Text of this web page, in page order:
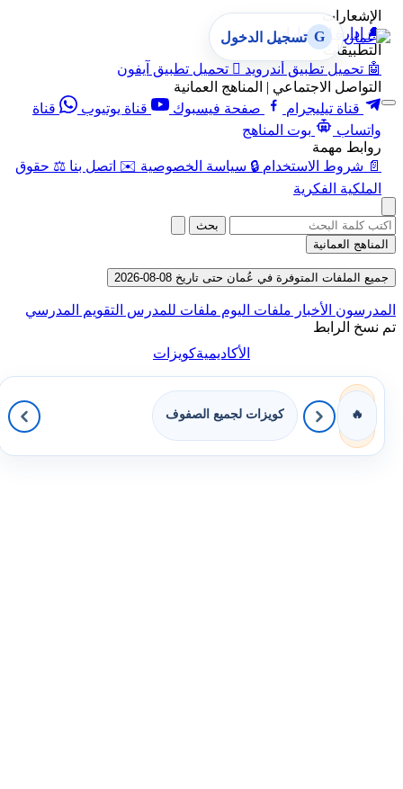
الإشعارات
🔔 إدارة الإشعارات
التطبيقات
🤖 تحميل تطبيق أندرويد  تحميل تطبيق آيفون
التواصل الاجتماعي | المناهج العمانية
قناة تيليجرام
صفحة فيسبوك قناة يوتيوب
قناة
واتساب
بوت المناهج
روابط مهمة
📄 شروط الاستخدام 🔒 سياسة الخصوصية ✉️ اتصل بنا ⚖️ حقوق
الملكية الفكرية
G تسجيل الدخول
بحث
المناهج العمانية
جميع الملفات المتوفرة في عُمان حتى تاريخ 08-08-2026
المدرسون الأخبار ملفات اليوم ملفات للمدرس التقويم المدرسي
تم نسخ الرابط
الأكاديميةكويزات
🔥 كويزات لجميع الصفوف